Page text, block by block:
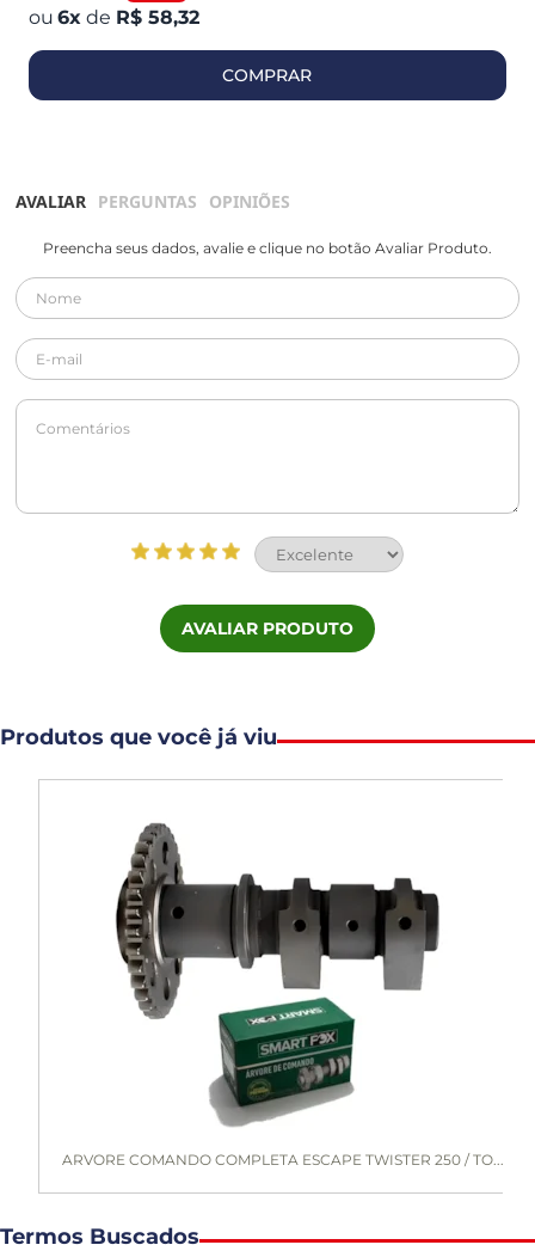
6x de R$ 58,32
COMPRAR
AVALIAR PERGUNTAS OPINIÕES
Preencha seus dados, avalie e clique no botão Avaliar Produto.
AVALIAR PRODUTO
Produtos que você já viu
ARVORE COMANDO COMPLETA ESCAPE TWISTER 250 / TO...
Termos Buscados